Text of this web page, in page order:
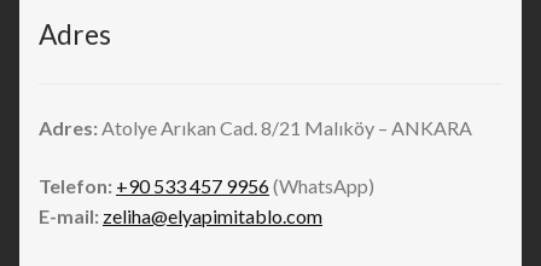
Adres
Adres:Atolye Arıkan Cad. 8/21 Malıköy – ANKARA
Telefon: +90 533 457 9956(WhatsApp)
E-mail: zeliha@elyapimitablo.com